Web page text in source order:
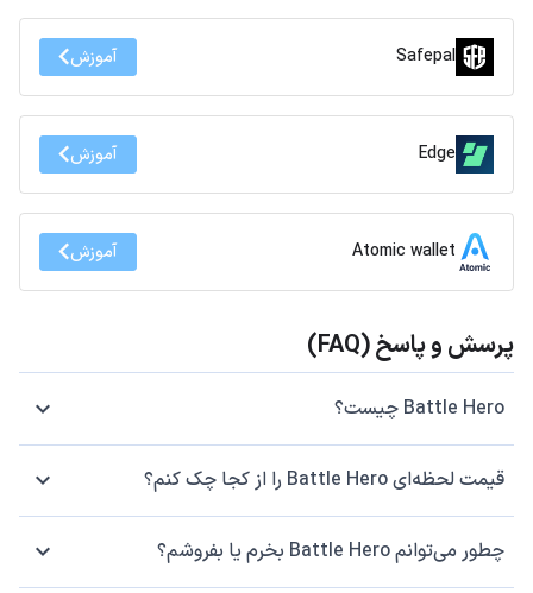
Safepal آموزش
Edge آموزش
Atomic wallet آموزش
پرسش و پاسخ (FAQ)
Battle Hero چیست؟
قیمت لحظه‌ای Battle Hero را از کجا چک کنم؟
چطور می‌توانم Battle Hero بخرم یا بفروشم؟